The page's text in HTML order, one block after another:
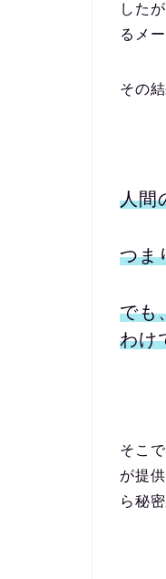
した
るメ
その
人間
つま
でも
わけ
そこ
が提
ら秘